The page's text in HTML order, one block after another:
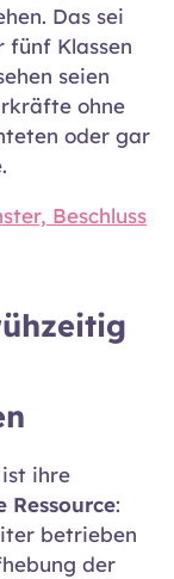
Das sei
fünf Klassen
seien
ohne
oder gar
Beschluss
ihre
Ressource:
betrieben
der